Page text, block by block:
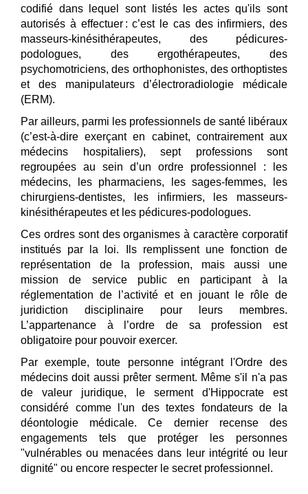
codifié dans lequel sont listés les actes qu'ils sont
autorisés à effectuer : c’est le cas des infirmiers, des
masseurs-kinésithérapeutes, des pédicures-
podologues, des ergothérapeutes, des
psychomotriciens, des orthophonistes, des orthoptistes
et des manipulateurs d’électroradiologie médicale
(ERM).
Par ailleurs, parmi les professionnels de santé libéraux
(c’est-à-dire exerçant en cabinet, contrairement aux
médecins hospitaliers), sept professions sont
regroupées au sein d’un ordre professionnel : les
médecins, les pharmaciens, les sages-femmes, les
chirurgiens-dentistes, les infirmiers, les masseurs-
kinésithérapeutes et les pédicures-podologues.
Ces ordres sont des organismes à caractère corporatif
institués par la loi. Ils remplissent une fonction de
représentation de la profession, mais aussi une
mission de service public en participant à la
réglementation de l’activité et en jouant le rôle de
juridiction disciplinaire pour leurs membres.
L’appartenance à l’ordre de sa profession est
obligatoire pour pouvoir exercer.
Par exemple, toute personne intégrant l'Ordre des
médecins doit aussi prêter serment. Même s'il n'a pas
de valeur juridique, le serment d'Hippocrate est
considéré comme l'un des textes fondateurs de la
déontologie médicale. Ce dernier recense des
engagements tels que protéger les personnes
"vulnérables ou menacées dans leur intégrité ou leur
dignité" ou encore respecter le secret professionnel.